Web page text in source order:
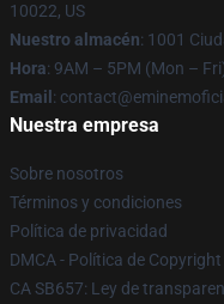
10022, US
Nuestro almacén: 1001
Hora: 9AM – 5PM (Mon –
Email :
Nuestra empresa
Sobre nosotros
Términos y condiciones
Política de privacidad
DMCA - Política de Copyright
CA SB657: Ley de